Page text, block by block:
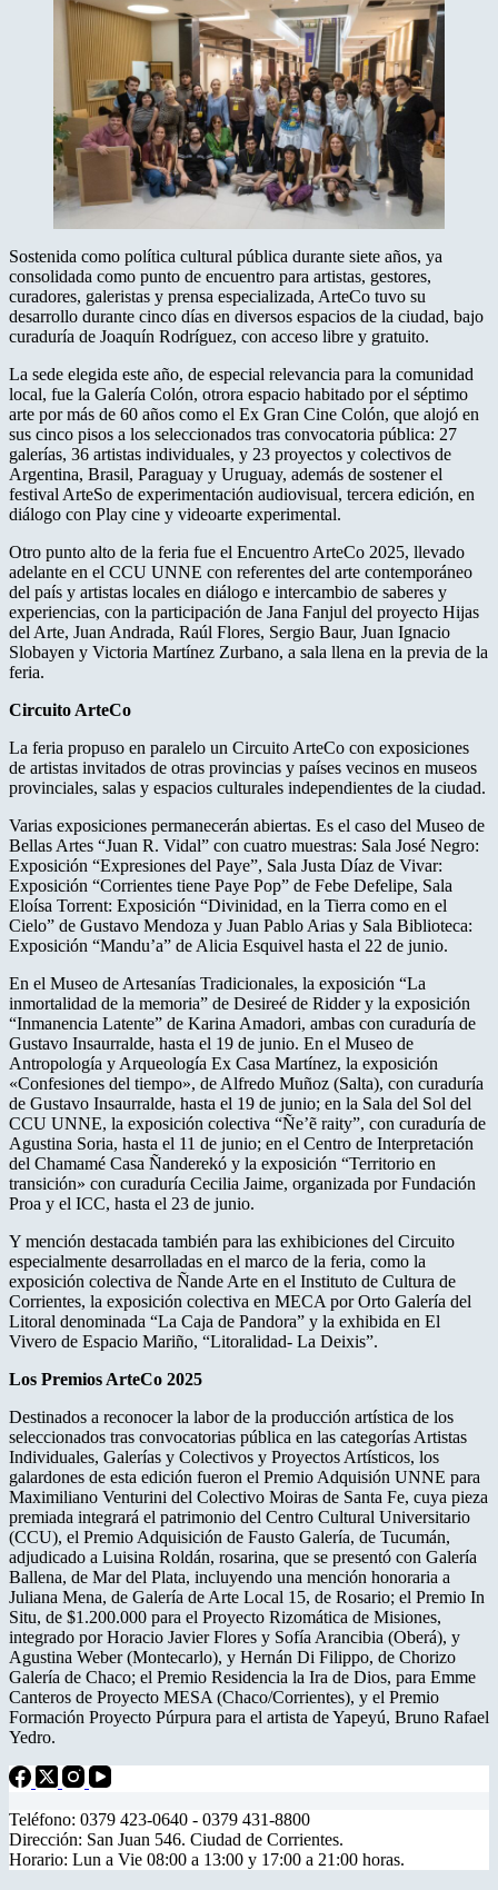
Sostenida como política cultural pública durante siete años, ya
consolidada como punto de encuentro para artistas, gestores,
curadores, galeristas y prensa especializada, ArteCo tuvo su
desarrollo durante cinco días en diversos espacios de la ciudad, bajo
curaduría de Joaquín Rodríguez, con acceso libre y gratuito.
La sede elegida este año, de especial relevancia para la comunidad
local, fue la Galería Colón, otrora espacio habitado por el séptimo
arte por más de 60 años como el Ex Gran Cine Colón, que alojó en
sus cinco pisos a los seleccionados tras convocatoria pública: 27
galerías, 36 artistas individuales, y 23 proyectos y colectivos de
Argentina, Brasil, Paraguay y Uruguay, además de sostener el
festival ArteSo de experimentación audiovisual, tercera edición, en
diálogo con Play cine y videoarte experimental.
Otro punto alto de la feria fue el Encuentro ArteCo 2025, llevado
adelante en el CCU UNNE con referentes del arte contemporáneo
del país y artistas locales en diálogo e intercambio de saberes y
experiencias, con la participación de Jana Fanjul del proyecto Hijas
del Arte, Juan Andrada, Raúl Flores, Sergio Baur, Juan Ignacio
Slobayen y Victoria Martínez Zurbano, a sala llena en la previa de la
feria.
Circuito ArteCo
La feria propuso en paralelo un Circuito ArteCo con exposiciones
de artistas invitados de otras provincias y países vecinos en museos
provinciales, salas y espacios culturales independientes de la ciudad.
Varias exposiciones permanecerán abiertas. Es el caso del Museo de
Bellas Artes “Juan R. Vidal” con cuatro muestras: Sala José Negro:
Exposición “Expresiones del Paye”, Sala Justa Díaz de Vivar:
Exposición “Corrientes tiene Paye Pop” de Febe Defelipe, Sala
Eloísa Torrent: Exposición “Divinidad, en la Tierra como en el
Cielo” de Gustavo Mendoza y Juan Pablo Arias y Sala Biblioteca:
Exposición “Mandu’a” de Alicia Esquivel hasta el 22 de junio.
En el Museo de Artesanías Tradicionales, la exposición “La
inmortalidad de la memoria” de Desireé de Ridder y la exposición
“Inmanencia Latente” de Karina Amadori, ambas con curaduría de
Gustavo Insaurralde, hasta el 19 de junio. En el Museo de
Antropología y Arqueología Ex Casa Martínez, la exposición
«Confesiones del tiempo», de Alfredo Muñoz (Salta), con curaduría
de Gustavo Insaurralde, hasta el 19 de junio; en la Sala del Sol del
CCU UNNE, la exposición colectiva “Ñe’ẽ raity”, con curaduría de
Agustina Soria, hasta el 11 de junio; en el Centro de Interpretación
del Chamamé Casa Ñanderekó y la exposición “Territorio en
transición» con curaduría Cecilia Jaime, organizada por Fundación
Proa y el ICC, hasta el 23 de junio.
Y mención destacada también para las exhibiciones del Circuito
especialmente desarrolladas en el marco de la feria, como la
exposición colectiva de Ñande Arte en el Instituto de Cultura de
Corrientes, la exposición colectiva en MECA por Orto Galería del
Litoral denominada “La Caja de Pandora” y la exhibida en El
Vivero de Espacio Mariño, “Litoralidad- La Deixis”.
Los Premios ArteCo 2025
Destinados a reconocer la labor de la producción artística de los
seleccionados tras convocatorias pública en las categorías Artistas
Individuales, Galerías y Colectivos y Proyectos Artísticos, los
galardones de esta edición fueron el Premio Adquisión UNNE para
Maximiliano Venturini del Colectivo Moiras de Santa Fe, cuya pieza
premiada integrará el patrimonio del Centro Cultural Universitario
(CCU), el Premio Adquisición de Fausto Galería, de Tucumán,
adjudicado a Luisina Roldán, rosarina, que se presentó con Galería
Ballena, de Mar del Plata, incluyendo una mención honoraria a
Juliana Mena, de Galería de Arte Local 15, de Rosario; el Premio In
Situ, de $1.200.000 para el Proyecto Rizomática de Misiones,
integrado por Horacio Javier Flores y Sofía Arancibia (Oberá), y
Agustina Weber (Montecarlo), y Hernán Di Filippo, de Chorizo
Galería de Chaco; el Premio Residencia la Ira de Dios, para Emme
Canteros de Proyecto MESA (Chaco/Corrientes), y el Premio
Formación Proyecto Púrpura para el artista de Yapeyú, Bruno Rafael
Yedro.
Teléfono: 0379 423-0640 - 0379 431-8800
Dirección: San Juan 546. Ciudad de Corrientes.
Horario: Lun a Vie 08:00 a 13:00 y 17:00 a 21:00 horas.